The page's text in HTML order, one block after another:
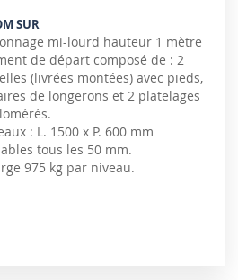
SUR
mi-lourd hauteur 1 mètre
de départ composé de : 2
(livrées montées) avec pieds,
de longerons et 2 platelages
: L. 1500 x P. 600 mm
tous les 50 mm.
975 kg par niveau.